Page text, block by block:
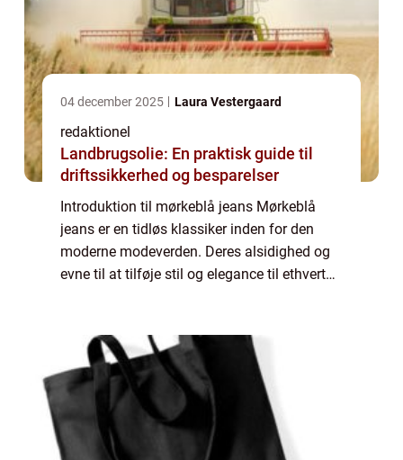
04 december 2025 Laura Vestergaard
redaktionel
Landbrugsolie: En praktisk guide til
driftssikkerhed og besparelser
Introduktion til mørkeblå jeans Mørkeblå
jeans er en tidløs klassiker inden for den
moderne modeverden. Deres alsidighed og
evne til at tilføje stil og elegance til ethvert